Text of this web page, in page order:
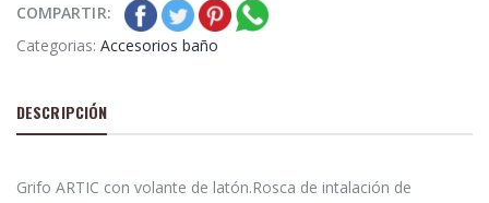
COMPARTIR:
Categorias: Accesorios baño
DESCRIPCIÓN
Grifo ARTIC con volante de latón.Rosca de intalación de